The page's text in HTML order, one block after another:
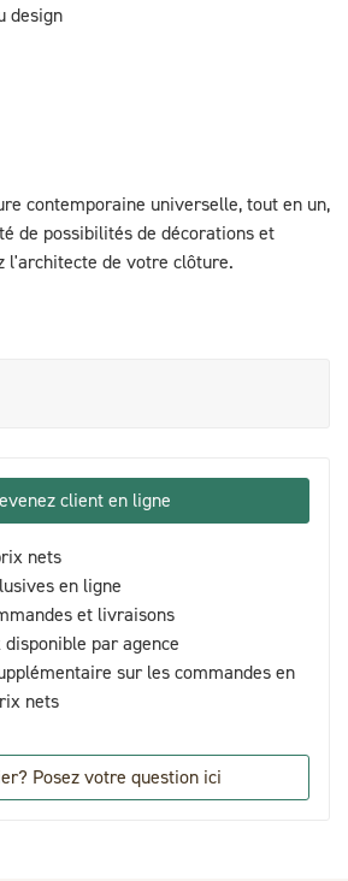
design
contemporaine universelle, tout en un,
de possibilités de décorations et
l'architecte de votre clôture.
client en ligne
nets
en ligne
et livraisons
par agence
sur les commandes en
nets
Posez votre question ici